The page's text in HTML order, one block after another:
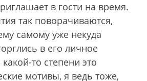
в гости на время.
так поворачиваются,
самому уже некуда
в его личное
то степени это
мотивы, я ведь тоже,